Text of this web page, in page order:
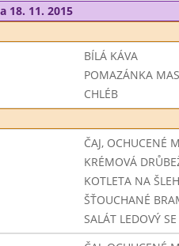
18. 11. 2015
BÍLÁ KÁVA
POMAZÁNKA
CHLÉB
ČAJ, OCHUCENÉ
KRÉMOVÁ
KOTLETA NA
ŠŤOUCHANÉ
SALÁT LEDOVÝ